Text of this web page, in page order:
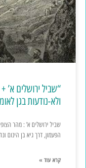
“שביל ירושלים א’ +
ולא-נודעות בגן
שביל ירושלים א’ : מהר
הפעמון, דרך גיא בן הינום
קרא עוד »